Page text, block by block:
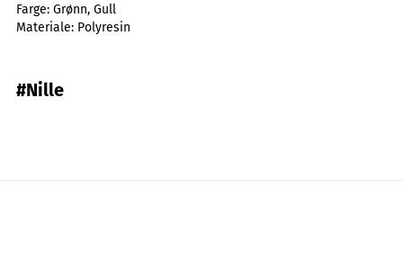
Farge: Grønn, Gull
Materiale: Polyresin
#Nille